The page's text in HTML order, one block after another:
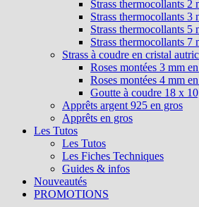
Strass thermocollants
Strass thermocollants
Strass thermocollants
Strass thermocollants
Strass à coudre en cristal
Roses montées 3 mm
Roses montées 4 mm
Goutte à coudre 18 x
Apprêts argent 925 en gros
Apprêts en gros
Les Tutos
Les Tutos
Les Fiches Techniques
Guides & infos
Nouveautés
PROMOTIONS